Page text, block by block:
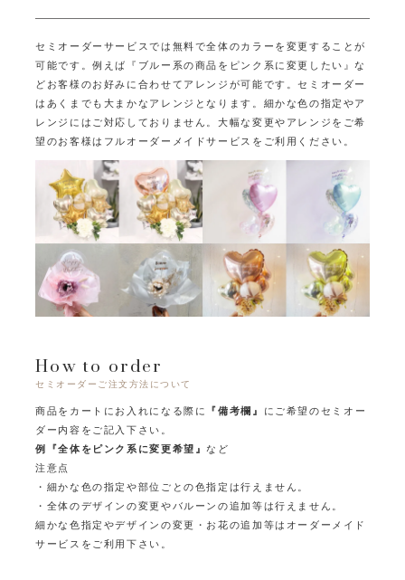
セミオーダーサービスでは無料で全体のカラーを変更することが
可能です。例えば『ブルー系の商品をピンク系に変更したい』な
どお客様のお好みに合わせてアレンジが可能です。セミオーダー
はあくまでも大まかなアレンジとなります。 細かな色の指定やア
レンジにはご対応しておりません。大幅な変更やアレンジをご希
望のお客様はフルオーダーメイドサービスをご利用ください。
How to order
セミオーダーご注文方法について
商品をカートにお入れになる際に 『備考欄』
にご希望のセミオー
ダー内容をご記入下さい。
例『全体をピンク系に変更希望』など
注意点
・細かな色の指定や部位ごとの色指定は行えません。
・全体のデザインの変更やバルーンの追加等は行えません。
細かな色指定やデザインの変更・お花の追加等はオーダーメイド
サービスをご利用下さい。